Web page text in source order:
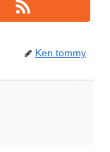
Ken.tommy